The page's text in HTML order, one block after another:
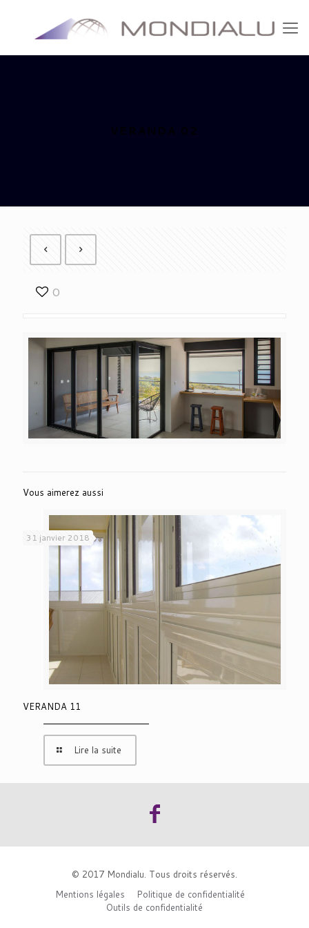
VERANDA 02
0
Vous aimerez aussi
31 janvier 2018
VERANDA 11
Lire la suite
© 2017 Mondialu. Tous droits réservés.
Mentions légales
Politique de confidentialité
Outils de confidentialité